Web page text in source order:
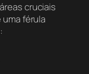
cruciais
férula